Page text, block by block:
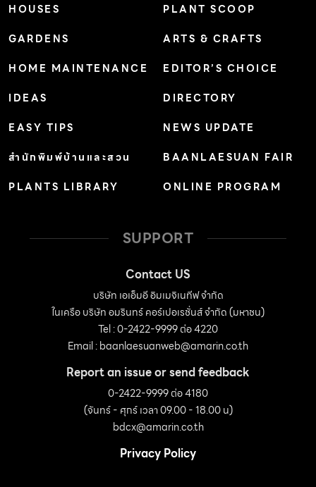
HOUSES
GARDENS
HOME MAINTENANCE
IDEAS
EASY TIPS
สำนักพิมพ์บ้านและสวน
PLANTS LIBRARY
PLANT SCOOP
ARTS & CRAFTS
EDITOR’S CHOICE
DIRECTORY
NEWS UPDATE
BAANLAESUAN FAIR
ONLINE PROGRAM
SUPPORT
Contact US
บริษัท เอเอ็มอี อิมเมจิเนทีฟ จำกัด
ในเครือ บริษัท อมรินทร์ คอร์เปอเรชั่นส์ จำกัด (มหาชน)
Tel : 0-2422-9999 ต่อ 4220
Email :baanlaesuanweb@amarin.co.th
Report an issue or send feedback
0-2422-9999 ต่อ 4180
(จันทร์ - ศุกร์ เวลา 09.00 - 18.00 น)
bdcx@amarin.co.th
Privacy Policy